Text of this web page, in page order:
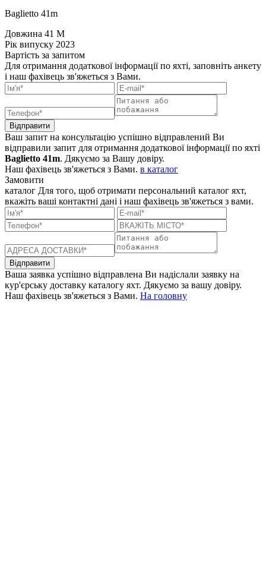
Baglietto 41m
Довжина 41 M
Рік випуску 2023
Вартість за запитом
Для отримання додаткової інформації по яхті, заповніть анкету
і наш фахівець зв'яжеться з Вами.
Відправити
Ваш запит на консультацію успішно відправлений Ви
відправили запит для отримання додаткової інформації по яхті
Baglietto 41m. Дякуємо за Вашу довіру.
Наш фахівець зв'яжеться з Вами. в каталог
Замовити
каталог Для того, щоб отримати персональний каталог яхт,
вкажіть ваші контактні дані і наш фахівець зв'яжеться з вами.
Відправити
Ваша заявка успішно відправлена Ви надіслали заявку на
кур'єрську доставку каталогу яхт. Дякуємо за вашу довіру.
Наш фахівець зв'яжеться з Вами. На головну